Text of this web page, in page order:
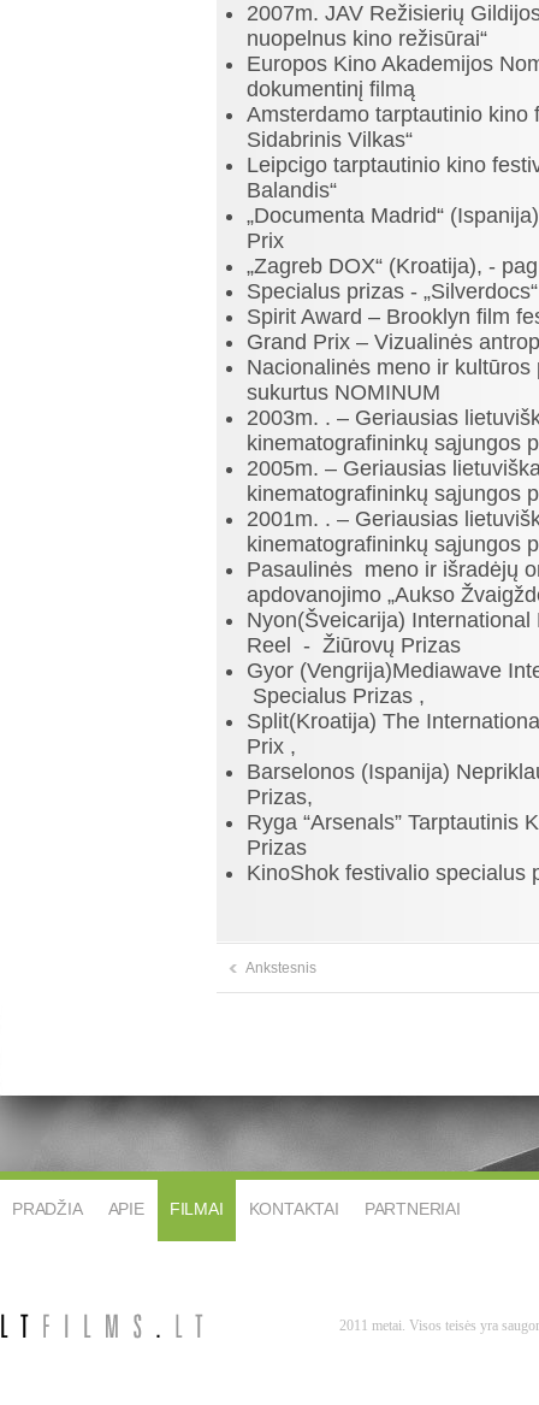
2007m. JAV Režisierių
nuopelnus kino režisūrai“
Europos Kino Akademijos
dokumentinį filmą
Amsterdamo tarptautinio kino
Sidabrinis Vilkas“
Leipcigo tarptautinio kino
Balandis“
„Documenta Madrid“
Prix
„Zagreb DOX“ (Kroatija), -
Specialus prizas -
Spirit Award – Brooklyn film
Grand Prix – Vizualinės
Nacionalinės meno ir
sukurtus NOMINUM
2003m. . – Geriausias
kinematografininkų sąjungos
2005m. – Geriausias
kinematografininkų sąjungos
2001m. . – Geriausias
kinematografininkų sąjungos
Pasaulinės meno ir išradėjų
apdovanojimo „Aukso
Nyon(Šveicarija)
Reel - Žiūrovų Prizas
Gyor (Vengrija)Mediawave
Specialus Prizas ,
Split(Kroatija) The
Prix ,
Barselonos (Ispanija)
Prizas,
Ryga “Arsenals”
Prizas
KinoShok festivalio specialus
Ankstesnis
PRADŽIA APIE FILMAI KONTAKTAI PARTNERIAI
2011 metai. Visos teisės yra